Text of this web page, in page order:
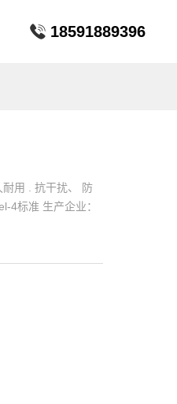
18591889396
用 . 抗干扰、 防
4标准 生产企业：